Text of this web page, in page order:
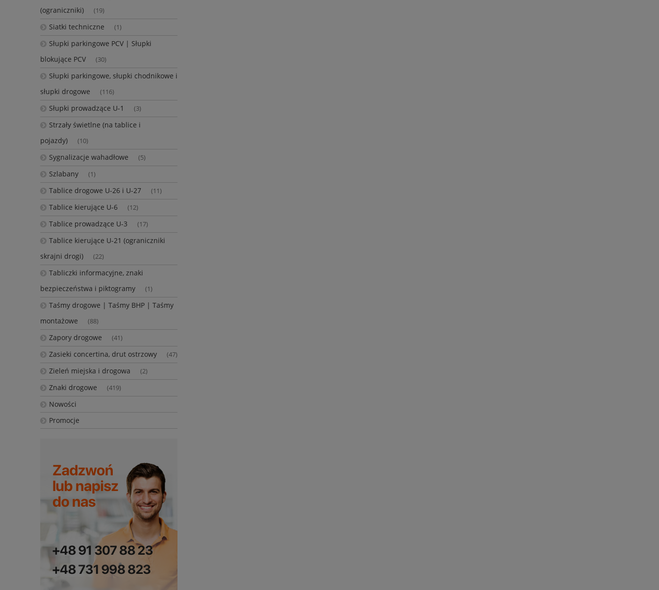
(ograniczniki)
(19)
Siatki techniczne (1)
Słupki parkingowe PCV | Słupki
blokujące PCV
(30)
Słupki parkingowe, słupki chodnikowe i
słupki drogowe
(116)
Słupki prowadzące U-1 (3)
Strzały świetlne (na tablice i
pojazdy)
(10)
Sygnalizacje wahadłowe (5)
Szlabany (1)
Tablice drogowe U-26 i U-27 (11)
Tablice kierujące U-6 (12)
Tablice prowadzące U-3 (17)
Tablice kierujące U-21 (ograniczniki
skrajni drogi)
(22)
Tabliczki informacyjne, znaki
bezpieczeństwa i piktogramy
(1)
Taśmy drogowe | Taśmy BHP | Taśmy
montażowe
(88)
Zapory drogowe (41)
Zasieki concertina, drut ostrzowy (47)
Zieleń miejska i drogowa (2)
Znaki drogowe (419)
Nowości
Promocje